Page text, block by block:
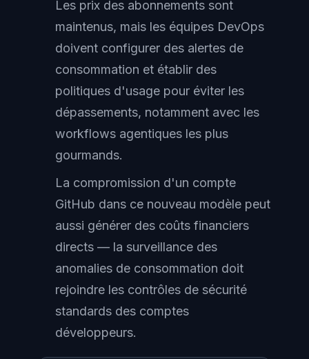
Les prix des abonnements sont
maintenus, mais les équipes DevOps
doivent configurer des alertes de
consommation et établir des
politiques d'usage pour éviter les
dépassements, notamment avec les
workflows agentiques les plus
gourmands.
La compromission d'un compte
GitHub dans ce nouveau modèle peut
aussi générer des coûts financiers
directs — la surveillance des
anomalies de consommation doit
rejoindre les contrôles de sécurité
standards des comptes
développeurs.